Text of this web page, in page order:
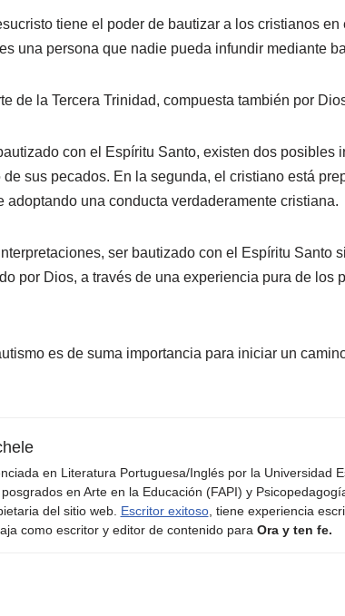
tiene el poder de bautizar a los cristianos
una persona que nadie pueda infundir mediante
de la Tercera Trinidad, compuesta también por
con el Espíritu Santo, existen dos posibles
sus pecados. En la segunda, el cristiano está
adoptando una conducta verdaderamente cristiana.
ser bautizado con el Espíritu Santo
por Dios, a través de una experiencia pura de los
es de suma importancia para iniciar un
en Literatura Portuguesa/Inglés por la Universidad
en Arte en la Educación (FAPI) y
del sitio web. Escritor exitoso, tiene experiencia
como escritor y editor de contenido para Ora y ten fe.